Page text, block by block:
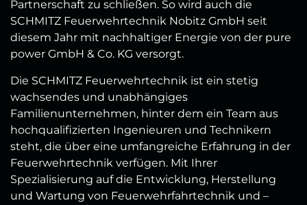
Partnerschaft zu schließen. So wird auch die
SCHMITZ Feuerwehrtechnik Nobitz GmbH seit
diesem Jahr mit nachhaltiger Energie von der pure
power GmbH & Co. KG versorgt.
Die SCHMITZ Feuerwehrtechnik ist ein stetig
wachsendes und unabhängiges
Familienunternehmen, hinter dem ein Team aus
hochqualifizierten Ingenieuren und Technikern
steht, die über eine umfangreiche Erfahrung in der
Feuerwehrtechnik verfügen. Mit Ihrer
Spezialisierung auf die Entwicklung, Herstellung
und Wartung von Feuerwehrfahrtechnik und –